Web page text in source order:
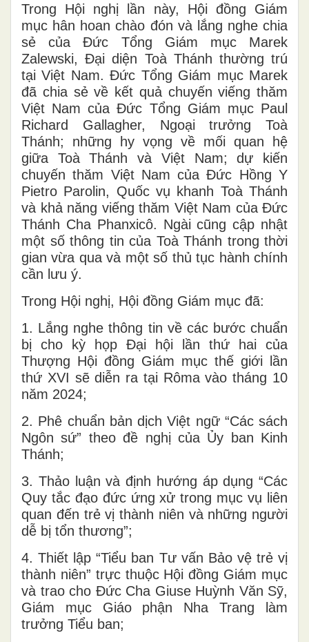
Trong Hội nghị lần này, Hội đồng Giám
mục hân hoan chào đón và lắng nghe chia
sẻ của Đức Tổng Giám mục Marek
Zalewski, Đại diện Toà Thánh thường trú
tại Việt Nam. Đức Tổng Giám mục Marek
đã chia sẻ về kết quả chuyến viếng thăm
Việt Nam của Đức Tổng Giám mục Paul
Richard Gallagher, Ngoại trưởng Toà
Thánh; những hy vọng về mối quan hệ
giữa Toà Thánh và Việt Nam; dự kiến
chuyến thăm Việt Nam của Đức Hồng Y
Pietro Parolin, Quốc vụ khanh Toà Thánh
và khả năng viếng thăm Việt Nam của Đức
Thánh Cha Phanxicô. Ngài cũng cập nhật
một số thông tin của Toà Thánh trong thời
gian vừa qua và một số thủ tục hành chính
cần lưu ý.
Trong Hội nghị, Hội đồng Giám mục đã:
1. Lắng nghe thông tin về các bước chuẩn
bị cho kỳ họp Đại hội lần thứ hai của
Thượng Hội đồng Giám mục thế giới lần
thứ XVI sẽ diễn ra tại Rôma vào tháng 10
năm 2024;
2. Phê chuẩn bản dịch Việt ngữ “Các sách
Ngôn sứ” theo đề nghị của Ủy ban Kinh
Thánh;
3. Thảo luận và định hướng áp dụng “Các
Quy tắc đạo đức ứng xử trong mục vụ liên
quan đến trẻ vị thành niên và những người
dễ bị tổn thương”;
4. Thiết lập “Tiểu ban Tư vấn Bảo vệ trẻ vị
thành niên” trực thuộc Hội đồng Giám mục
và trao cho Đức Cha Giuse Huỳnh Văn Sỹ,
Giám mục Giáo phận Nha Trang làm
trưởng Tiểu ban;